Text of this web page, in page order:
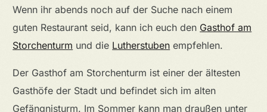
Wenn ihr abends noch auf der Suche nach einem
guten Restaurant seid, kann ich euch den Gasthof am
Storchenturm und die Lutherstuben empfehlen.
Der Gasthof am Storchenturm ist einer der ältesten
Gasthöfe der Stadt und befindet sich im alten
Gefängnisturm. Im Sommer kann man draußen unter